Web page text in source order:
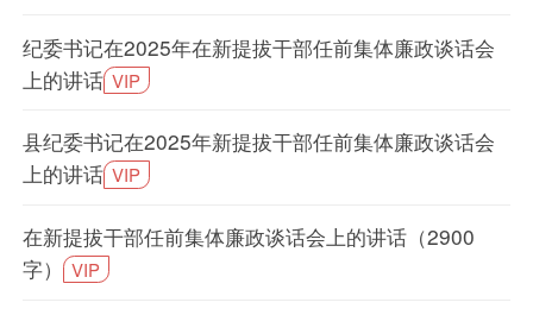
纪委书记在2025年在新提拔干部任前集体廉政谈话会
上的讲话 VIP
县纪委书记在2025年新提拔干部任前集体廉政谈话会
上的讲话 VIP
在新提拔干部任前集体廉政谈话会上的讲话（2900
字）
VIP